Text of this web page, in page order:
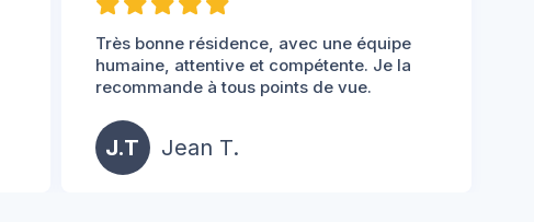
Très bonne résidence, avec une équipe
humaine, attentive et compétente. Je la
recommande à tous points de vue.
J.T Jean T.